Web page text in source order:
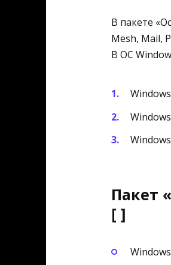
В пакете
Mesh, Mail,
В ОС
Пакет
[ ]